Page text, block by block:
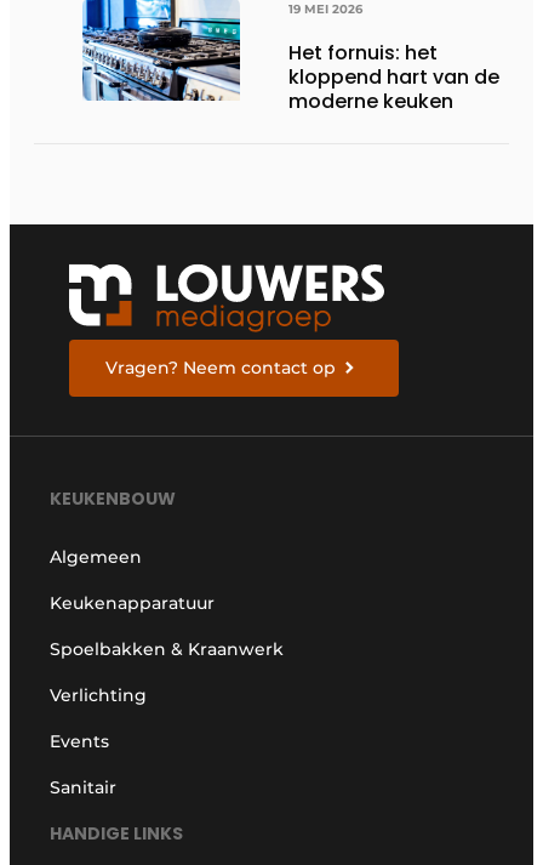
19 MEI 2026
Het fornuis: het
kloppend hart van de
moderne keuken
Vragen? Neem contact op
KEUKENBOUW
Algemeen
Keukenapparatuur
Spoelbakken & Kraanwerk
Verlichting
Events
Sanitair
HANDIGE LINKS